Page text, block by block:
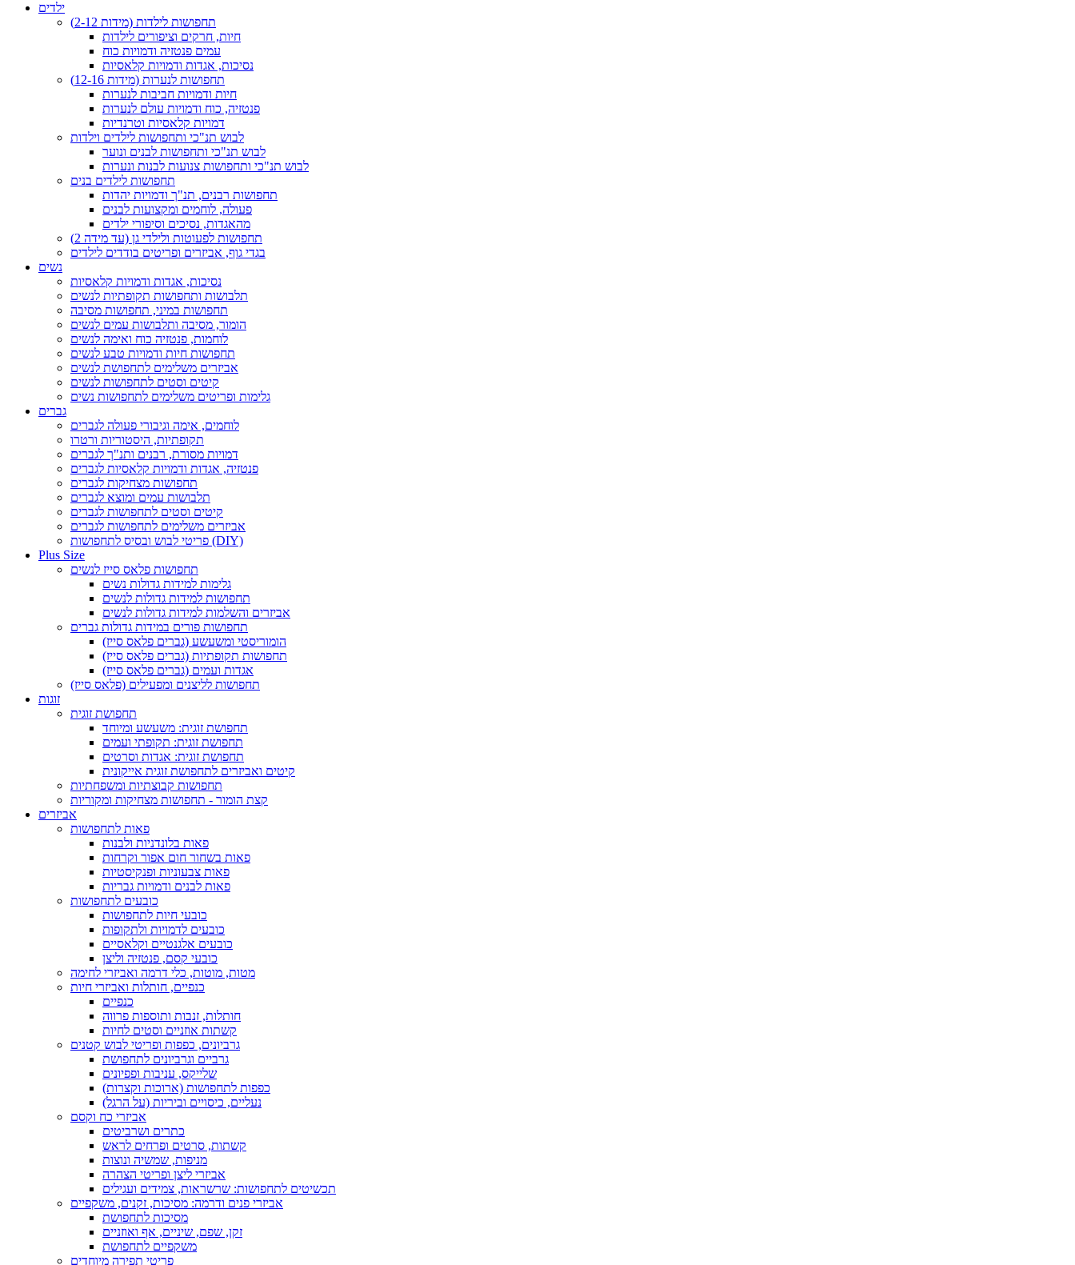
ילדים
תחפושות לילדות (מידות 2-12)
חיות, חרקים וציפורים לילדות
עמים פנטזיה ודמויות כוח
נסיכות, אגדות ודמויות קלאסיות
תחפושות לנערות (מידות 12-16)
חיות ודמויות חביבות לנערות
פנטזיה, כוח ודמויות עולם לנערות
דמויות קלאסיות וטרנדיות
לבוש תנ"כי ותחפושות לילדים וילדות
לבוש תנ"כי ותחפושות לבנים ונוער
לבוש תנ"כי ותחפושות צנועות לבנות ונערות
תחפושות לילדים בנים
תחפושות רבנים, תנ"ך ודמויות יהדות
פעולה, לוחמים ומקצועות לבנים
מהאגדות, נסיכים וסיפורי ילדים
תחפושות לפעוטות ולילדי גן (עד מידה 2)
בגדי גוף, אביזרים ופריטים בודדים לילדים
נשים
נסיכות, אגדות ודמויות קלאסיות
תלבושות ותחפושות תקופתיות לנשים
תחפושות במיני, תחפושות מסיבה
הומור, מסיבה ותלבושות עמים לנשים
לוחמות, פנטזיה כוח ואימה לנשים
תחפושות חיות ודמויות טבע לנשים
אביזרים משלימים לתחפושת לנשים
קיטים וסטים לתחפושות לנשים
גלימות ופריטים משלימים לתחפושות נשים
גברים
לוחמים, אימה וגיבורי פעולה לגברים
תקופתיות, היסטוריות ורטרו
דמויות מסורת, רבנים ותנ"ך לגברים
פנטזיה, אגדות ודמויות קלאסיות לגברים
תחפושות מצחיקות לגברים
תלבושות עמים ומוצא לגברים
קיטים וסטים לתחפושות לגברים
אביזרים משלימים לתחפושות לגברים
פריטי לבוש ובסיס לתחפושות (DIY)
Plus Size
תחפושות פלאס סייז לנשים
גלימות למידות גדולות נשים
תחפושות למידות גדולות לנשים
אביזרים והשלמות למידות גדולות לנשים
תחפושות פורים במידות גדולות גברים
הומוריסטי ומשעשע (גברים פלאס סייז)
תחפושות תקופתיות (גברים פלאס סייז)
אגדות ועמים (גברים פלאס סייז)
תחפושות לליצנים ומפעילים (פלאס סייז)
זוגות
תחפושת זוגית
תחפושת זוגית: משעשע ומיוחד
תחפושת זוגית: תקופתי ועמים
תחפושת זוגית: אגדות וסרטים
קיטים ואביזרים לתחפושת זוגית אייקונית
תחפושות קבוצתיות ומשפחתיות
קצת הומור - תחפושות מצחיקות ומקוריות
אביזרים
פאות לתחפושות
פאות בלונדניות ולבנות
פאות בשחור חום אפור וקרחות
פאות צבעוניות ופנקיסטיות
פאות לבנים ודמויות גבריות
כובעים לתחפושות
כובעי חיות לתחפושות
כובעים לדמויות ולתקופות
כובעים אלגנטיים וקלאסיים
כובעי קסם, פנטזיה וליצן
מטות, מוטות, כלי דרמה ואביזרי לחימה
כנפיים, חותלות ואביזרי חיות
כנפיים
חותלות, זנבות ותוספות פרווה
קשתות אוזניים וסטים לחיות
גרביונים, כפפות ופריטי לבוש קטנים
גרביים וגרביונים לתחפושת
שלייקס, עניבות ופפיונים
כפפות לתחפושות (ארוכות וקצרות)
נעליים, כיסויים וביריות (על הרגל)
אביזרי כח וקסם
כתרים ושרביטים
קשתות, סרטים ופרחים לראש
מניפות, שמשיה ונוצות
אביזרי ליצן ופריטי הצהרה
תכשיטים לתחפושות: שרשראות, צמידים ועגילים
אביזרי פנים ודרמה: מסיכות, זקנים, משקפיים
מסיכות לתחפושת
זקן, שפם, שיניים, אף ואוזניים
משקפיים לתחפושת
פריטי תפירה מיוחדים